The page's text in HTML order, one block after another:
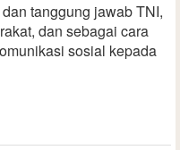
tanggung jawab TNI,
dan sebagai cara
sosial kepada